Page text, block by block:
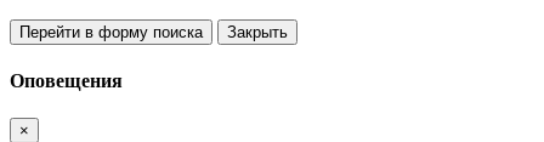
Перейти в форму поиска Закрыть
Оповещения
×